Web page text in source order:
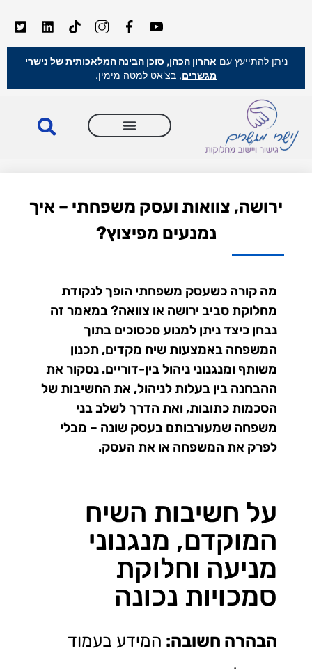
ניתן להתייעץ עם אהרון הכהן, סוכן הבינה המלאכותית של נישרי
מגשרים, בצ'אט למטה מימין.
ירושה, צוואות ועסק משפחתי – איך
נמנעים מפיצוץ?
מה קורה כשעסק משפחתי הופך לנקודת
מחלוקת סביב ירושה או צוואה? במאמר זה
נבחן כיצד ניתן למנוע סכסוכים בתוך
המשפחה באמצעות שיח מקדים, תכנון
משותף ומנגנוני ניהול בין-דוריים. נסקור את
ההבחנה בין בעלות לניהול, את החשיבות של
הסכמות כתובות, ואת הדרך לשלב בני
משפחה שמעורבותם בעסק שונה – מבלי
לפרק את המשפחה או את העסק.
על חשיבות השיח
המוקדם, מנגנוני
מניעה וחלוקת
סמכויות נכונה
הבהרה חשובה: המידע בעמוד